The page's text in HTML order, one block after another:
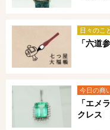
日々のこ
「六道
今日の商
「エ
クレス